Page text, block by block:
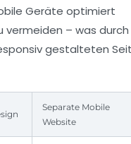
Geräte optimiert
vermeiden – was durch
gestalteten
Separate Mobile
Website